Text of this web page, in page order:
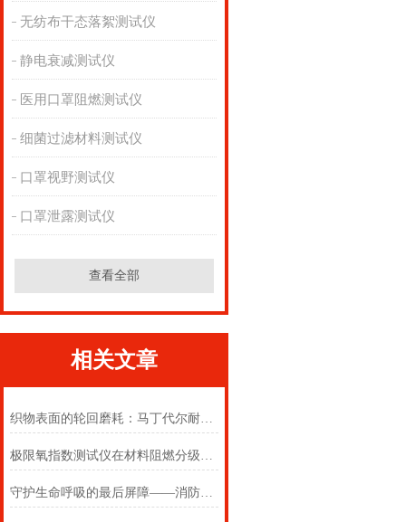
无纺布干态落絮测试仪
静电衰减测试仪
医用口罩阻燃测试仪
细菌过滤材料测试仪
口罩视野测试仪
口罩泄露测试仪
查看全部
相关文章
织物表面的轮回磨耗：马丁代尔耐磨仪在多点轨迹与压力恒定下的耐用叙事
极限氧指数测试仪在材料阻燃分级中的浓度边界判定
守护生命呼吸的最后屏障——消防自救呼吸器防护性能测试仪的全面检测